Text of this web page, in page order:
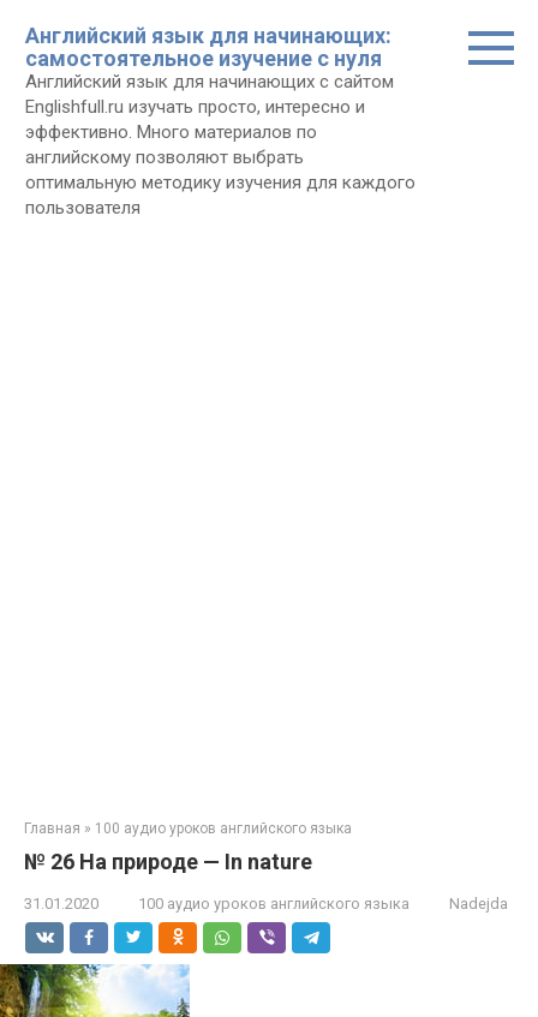
контенту
Английский язык для начинающих:
самостоятельное изучение с нуля
Английский язык для начинающих с сайтом
Еnglishfull.ru изучать просто, интересно и
эффективно. Много материалов по
английскому позволяют выбрать
оптимальную методику изучения для каждого
пользователя
Главная » 100 аудио уроков английского языка
№ 26 На природе — In nature
31.01.2020 100 аудио уроков английского языка Nadejda